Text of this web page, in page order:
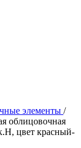
элементы /
облицовочная
цвет красный-